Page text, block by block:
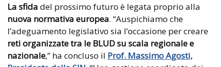
La sfida del prossimo futuro è legata proprio alla
nuova normativa europea. “Auspichiamo che
l’adeguamento legislativo sia l’occasione per creare
reti organizzate tra le BLUD su scala regionale e
nazionale,” ha concluso il Prof. Massimo Agosti,